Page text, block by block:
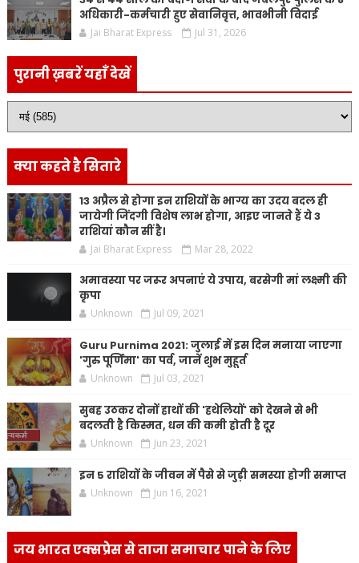
अधिकारी-कर्मचारी हुए सेवानिवृत्त, भावभीनी विदाई
Jai Bharat Express Jul 31, 2026
पुरानी ख़बरें यहाँ देखें
क्या कहते है सितारे
13 अप्रैल से होगा इन राशियों के भाग्य का उदय बदल ही
जायेगी जिंदगी विशेष लाभ होगा, आइए जानते हैं ये 3
राशियां कौन सीं है।
Jai Bharat Express Mar 28, 2022
अमावस्या पर जरूर अपनाएं ये उपाय, बरसेगी मां लक्ष्मी की
कृपा
Unknown Jul 09, 2021
Guru Purnima 2021: जुलाई में इस दिन मनाया जाएगा
'गुरु पूर्णिमा' का पर्व, जानें शुभ मुहूर्त
Unknown Jul 03, 2021
सुबह उठकर दोनों हाथों की 'हथेलियों' को देखने से भी
बदलती है किस्मत, धन की कमी होती है दूर
Unknown Jun 23, 2021
इन 5 राशियों के जीवन में पैसे से जुड़ी समस्या होगी समाप्त
Unknown Jun 16, 2021
जय भारत एक्सप्रेस से ताजा समाचार पाने के लिए